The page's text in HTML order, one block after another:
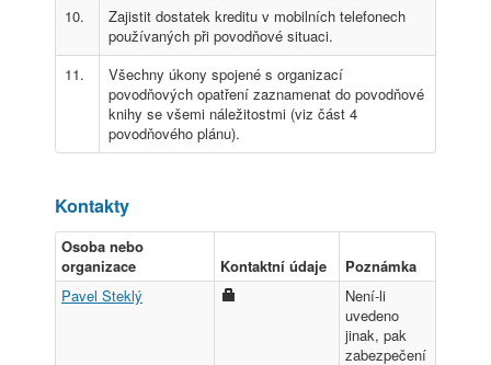
10.
Zajistit dostatek kreditu v mobilních telefonech
používaných při povodňové situaci.
11.
Všechny úkony spojené s organizací
povodňových opatření zaznamenat do povodňové
knihy se všemi náležitostmi (viz část 4
povodňového plánu).
Kontakty
Osoba nebo
organizace
Kontaktní údaje
Poznámka
Pavel Steklý
Není-li
uvedeno
jinak, pak
zabezpečení